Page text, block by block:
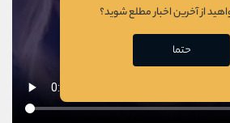
از آخرین اخبار مطلع شوید؟
حتما